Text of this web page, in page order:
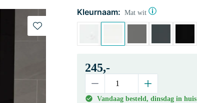
Kleurnaam: Mat wit
245,-
Vandaag besteld, dinsdag in huis